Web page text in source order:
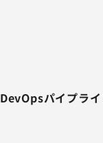
DevOpsパイプライ